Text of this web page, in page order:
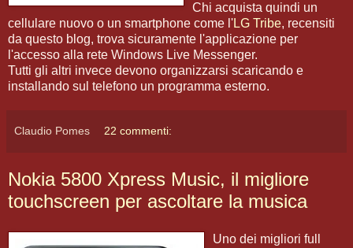
Chi acquista quindi un
cellulare nuovo o un smartphone come l'LG Tribe, recensiti
da questo blog, trova sicuramente l'applicazione per
l'accesso alla rete Windows Live Messenger.
Tutti gli altri invece devono organizzarsi scaricando e
installando sul telefono un programma esterno.
Claudio Pomes 22 commenti:
Nokia 5800 Xpress Music, il migliore
touchscreen per ascoltare la musica
Uno dei migliori full